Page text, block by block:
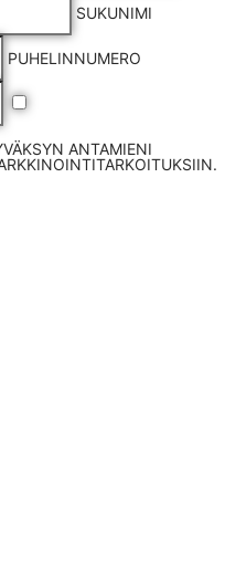
SUKUNIMI
PUHELINNUMERO
ANTAMIENI